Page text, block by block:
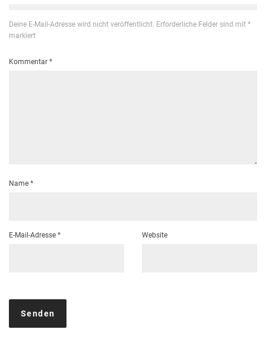
Deine E-Mail-Adresse wird nicht veröffentlicht. Erforderliche Felder sind mit *
markiert
Kommentar *
Name *
E-Mail-Adresse * Website